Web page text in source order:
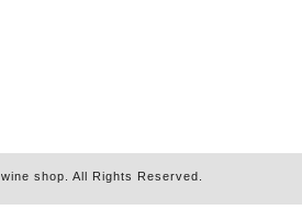
shop . All Rights Reserved.